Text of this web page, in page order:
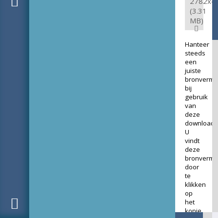
(3.31
MB)
Hanteer
steeds
een
juiste
bij
gebruik
van
deze
download.
U
vindt
deze
door
te
klikken
op
het
kopje